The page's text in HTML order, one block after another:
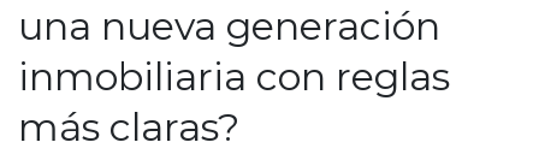
una nueva generación
inmobiliaria con reglas
más claras?